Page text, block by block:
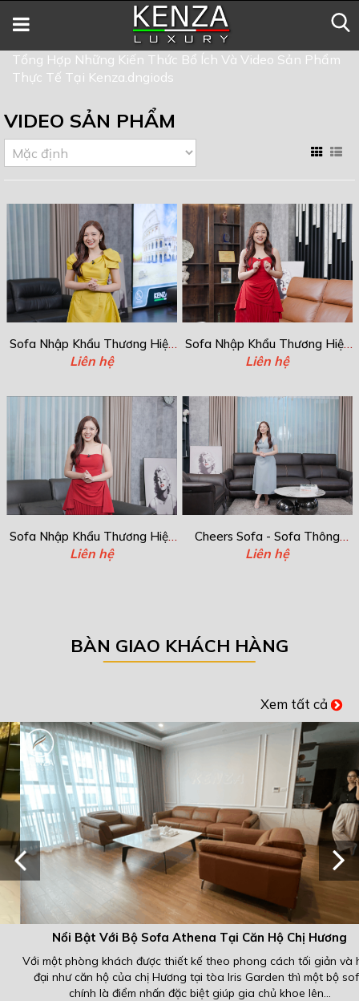
Tổng Hợp Những Kiến Thức Bổ Ích Và Video Sản Phẩm
Thực Tế Tại Kenza.dngiods
VIDEO SẢN PHẨM
Sofa Nhập Khẩu Thương Hiệu
Italia - Vento
Liên hệ
Sofa Nhập Khẩu Thương Hiệu
Italia - Athena
Liên hệ
Sofa Nhập Khẩu Thương Hiệu
Italia - Verato
Liên hệ
Cheers Sofa - Sofa Thông
Minh Nhập Khẩu
Liên hệ
BÀN GIAO KHÁCH HÀNG
Xem tất cả
Nổi Bật Với Bộ Sofa Athena Tại Căn Hộ Chị Hương
Với một phòng khách được thiết kế theo phong cách tối giản và hiện
đại như căn hộ của chị Hương tại tòa Iris Garden thì một bộ sofa
chính là điểm nhấn đặc biệt giúp gia chủ khoe lên...